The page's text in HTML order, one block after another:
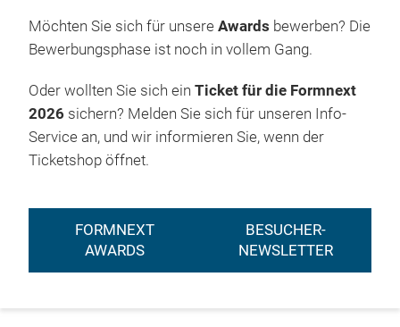
Möchten Sie sich für unsere Awards bewerben? Die
Bewerbungsphase ist noch in vollem Gang.
Oder wollten Sie sich ein Ticket für die Formnext
2026 sichern? Melden Sie sich für unseren Info-
Service an, und wir informieren Sie, wenn der
Ticketshop öffnet.
FORMNEXT
AWARDS
BESUCHER-
NEWSLETTER